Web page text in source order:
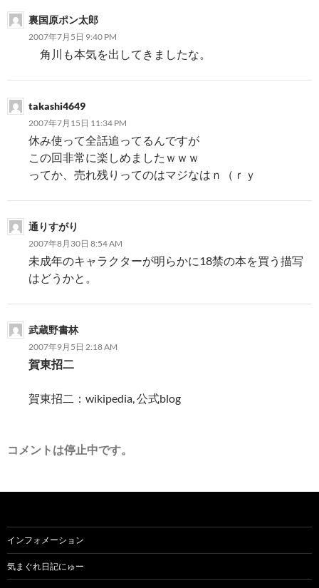
裏国原ポン太郎
2007年7月5日 9:40 PM
角川も本気を出してきましたな。
takashi4649
2007年7月15日 11:34 PM
休み使って全話追ってるんですが
この回非常に楽しめましたｗｗｗ
ってか、売れ残りってのはマジなはｎ（ｒｙ
通りすがり
2007年8月30日 8:54 AM
未成年のキャラクターが明らかに18禁の本を買う描写
はどうかと。
武蔵野書林
2007年9月5日 2:18 AM
賀東招二
賀東招二：wikipedia, 公式blog
コメントは停止中です。
インフォメーション
気まぐれ日記にゅー